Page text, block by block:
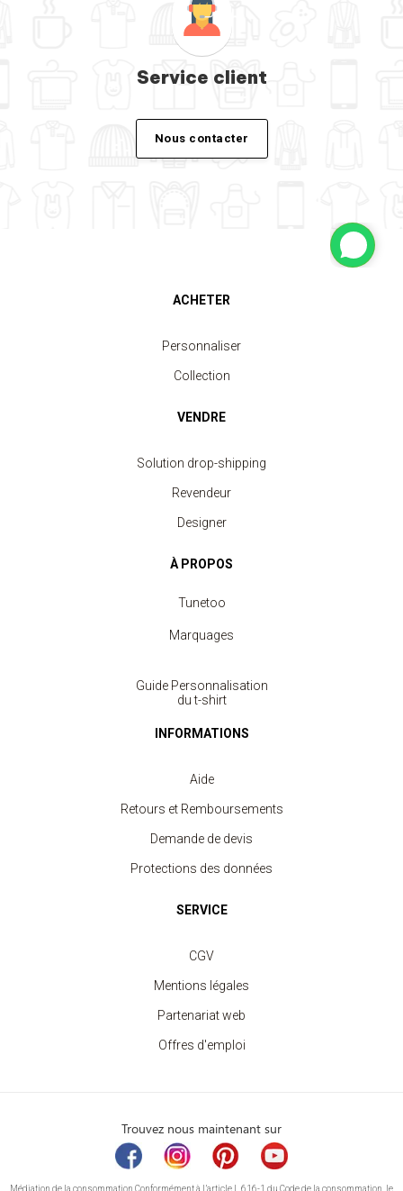
Service client
Nous contacter
ACHETER
Personnaliser
Collection
VENDRE
Solution drop-shipping
Revendeur
Designer
À PROPOS
Tunetoo
Marquages
Guide Personnalisation
du t-shirt
INFORMATIONS
Aide
Retours et Remboursements
Demande de devis
Protections des données
SERVICE
CGV
Mentions légales
Partenariat web
Offres d'emploi
Trouvez nous maintenant sur
Médiation de la consommation Conformément à l’article L.616-1 du Code de la consommation, le